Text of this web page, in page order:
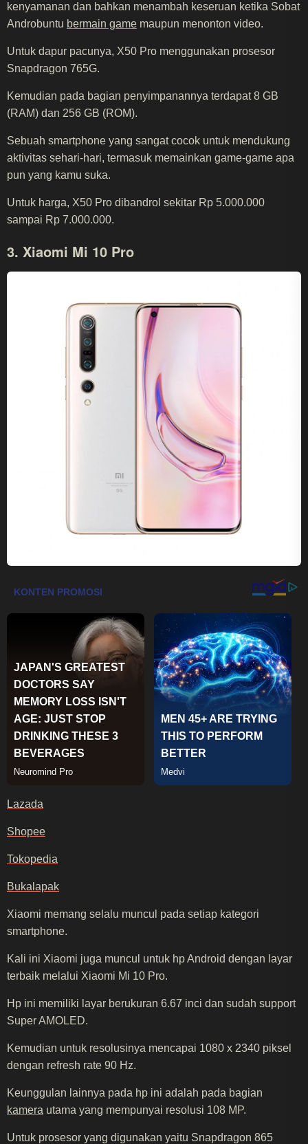
kenyamanan dan bahkan menambah keseruan ketika Sobat
Androbuntu bermain game maupun menonton video.
Untuk dapur pacunya, X50 Pro menggunakan prosesor
Snapdragon 765G.
Kemudian pada bagian penyimpanannya terdapat 8 GB
(RAM) dan 256 GB (ROM).
Sebuah smartphone yang sangat cocok untuk mendukung
aktivitas sehari-hari, termasuk memainkan game-game apa
pun yang kamu suka.
Untuk harga, X50 Pro dibandrol sekitar Rp 5.000.000
sampai Rp 7.000.000.
3. Xiaomi Mi 10 Pro
Lazada
Shopee
Tokopedia
Bukalapak
Xiaomi memang selalu muncul pada setiap kategori
smartphone.
Kali ini Xiaomi juga muncul untuk hp Android dengan layar
terbaik melalui Xiaomi Mi 10 Pro.
Hp ini memiliki layar berukuran 6.67 inci dan sudah support
Super AMOLED.
Kemudian untuk resolusinya mencapai 1080 x 2340 piksel
dengan refresh rate 90 Hz.
Keunggulan lainnya pada hp ini adalah pada bagian
kamera utama yang mempunyai resolusi 108 MP.
Untuk prosesor yang digunakan yaitu Snapdragon 865